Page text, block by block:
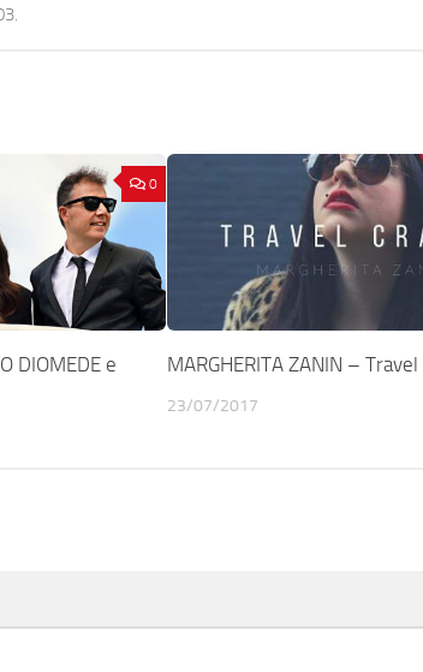
0
DIOMEDE e
MARGHERITA ZANIN – Travel
23/07/2017